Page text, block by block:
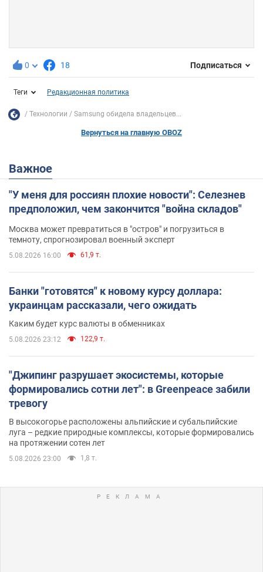
0 18 Подписаться
Теги Редакционная политика
Технологии Samsung обидела владельцев...
Вернуться на главную OBOZ
Важное
"У меня для россиян плохие новости": Селезнев
предположил, чем закончится "война складов"
Москва может превратиться в "остров" и погрузиться в
темноту, спрогнозировал военный эксперт
5.08.2026 16:00 61,9 т.
Банки "готовятся" к новому курсу доллара:
украинцам рассказали, чего ожидать
Каким будет курс валюты в обменниках
5.08.2026 23:12 122,9 т.
"Джипинг разрушает экосистемы, которые
формировались сотни лет": в Greenpeace забили
тревогу
В высокогорье расположены альпийские и субальпийские
луга – редкие природные комплексы, которые формировались
на протяжении сотен лет
5.08.2026 23:00 1,8 т.